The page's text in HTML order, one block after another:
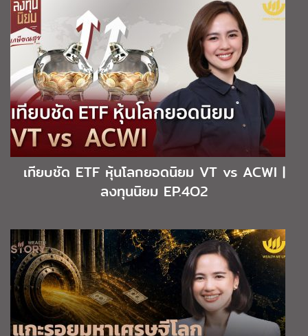
เทียบชัด ETF หุ้นโลกยอดนิยม VT vs ACWI |
ลงทุนนิยม EP.4O2